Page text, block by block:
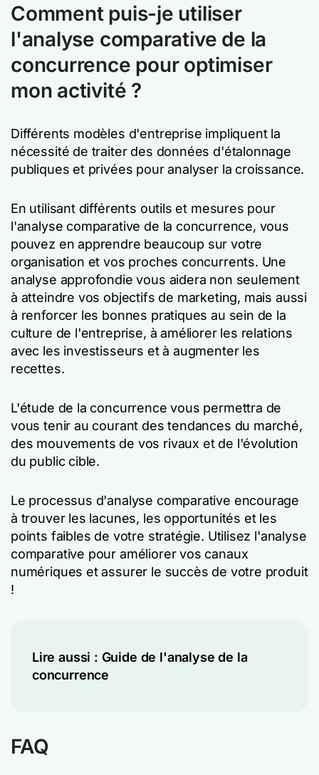
Comment puis-je utiliser
l'analyse comparative de la
concurrence pour optimiser
mon activité ?
Différents modèles d'entreprise impliquent la
nécessité de traiter des données d'étalonnage
publiques et privées pour analyser la croissance.
En utilisant différents outils et mesures pour
l'analyse comparative de la concurrence, vous
pouvez en apprendre beaucoup sur votre
organisation et vos proches concurrents. Une
analyse approfondie vous aidera non seulement
à atteindre vos objectifs de marketing, mais aussi
à renforcer les bonnes pratiques au sein de la
culture de l'entreprise, à améliorer les relations
avec les investisseurs et à augmenter les
recettes.
L'étude de la concurrence vous permettra de
vous tenir au courant des tendances du marché,
des mouvements de vos rivaux et de l'évolution
du public cible.
Le processus d'analyse comparative encourage
à trouver les lacunes, les opportunités et les
points faibles de votre stratégie. Utilisez l'analyse
comparative pour améliorer vos canaux
numériques et assurer le succès de votre produit
!
Lire aussi : Guide de l'analyse de la
concurrence
FAQ